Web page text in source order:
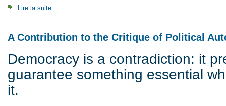
Lire la suite
A Contribution to the Critique of Political
Democracy is a contradiction: it
guarantee something essential
it.